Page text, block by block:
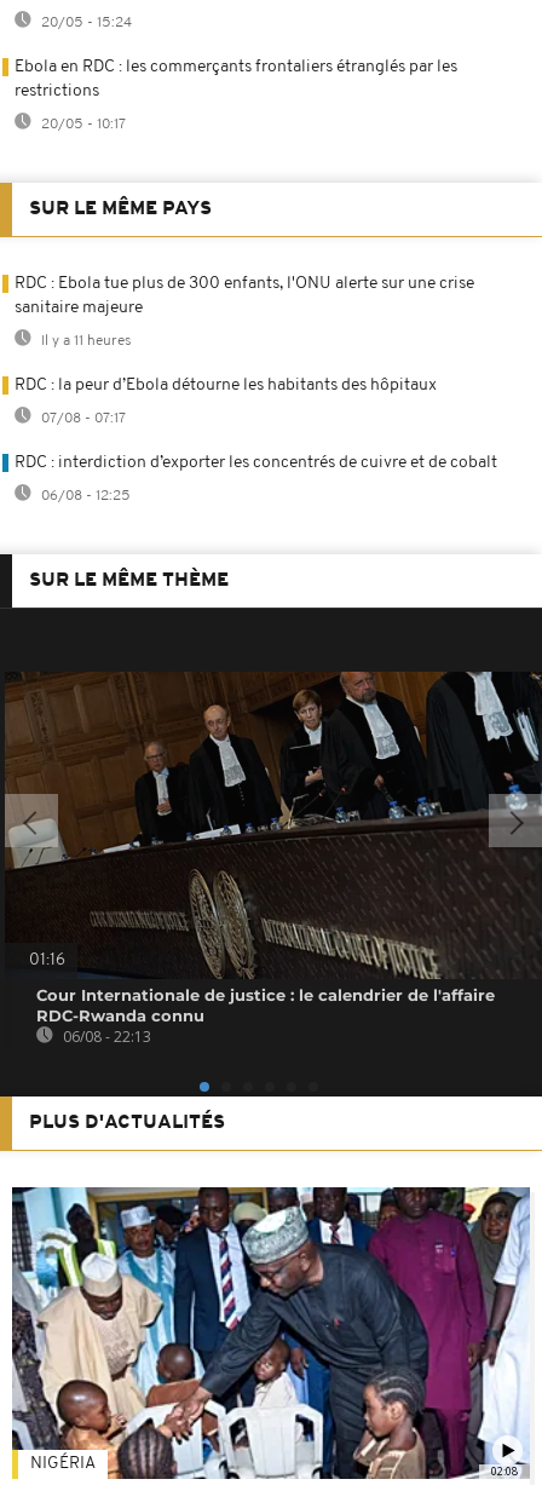
20/05 - 15:24
Ebola en RDC : les commerçants frontaliers étranglés par les
restrictions
20/05 - 10:17
SUR LE MÊME PAYS
RDC : Ebola tue plus de 300 enfants, l'ONU alerte sur une crise
sanitaire majeure
Il y a 11 heures
RDC : la peur d’Ebola détourne les habitants des hôpitaux
07/08 - 07:17
RDC : interdiction d’exporter les concentrés de cuivre et de cobalt
06/08 - 12:25
SUR LE MÊME THÈME
01:16
Cour Internationale de justice : le calendrier de l'affaire
RDC-Rwanda connu
06/08 - 22:13
PLUS D'ACTUALITÉS
02:08
NIGÉRIA